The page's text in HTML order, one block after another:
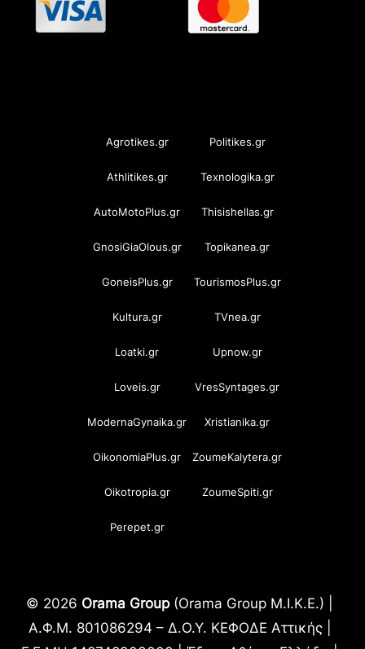
Agrotikes.gr Politikes.gr
Athlitikes.gr Texnologika.gr
AutoMotoPlus.gr Thisishellas.gr
GnosiGiaOlous.gr Topikanea.gr
GoneisPlus.gr TourismosPlus.gr
Kultura.gr TVnea.gr
Loatki.gr Upnow.gr
Loveis.gr VresSyntages.gr
ModernaGynaika.gr Xristianika.gr
OikonomiaPlus.gr ZoumeKalytera.gr
Oikotropia.gr ZoumeSpiti.gr
Perepet.gr
© 2026 Orama Group(Orama Group Μ.Ι.Κ.Ε.) |
Α.Φ.Μ. 801086294 – Δ.Ο.Υ. ΚΕΦΟΔΕ Αττικής |